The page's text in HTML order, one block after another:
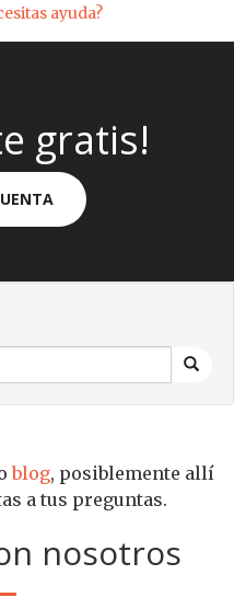
ayuda?
gratis!
blog, posiblemente allí
a tus preguntas.
nosotros